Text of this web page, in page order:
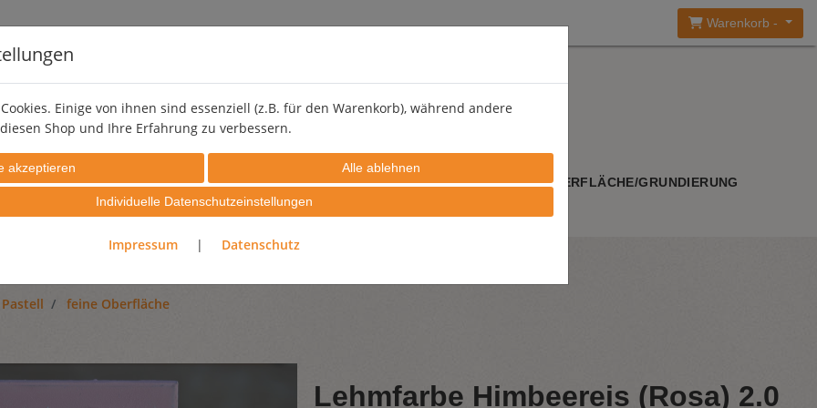
Warenkorb -
PIGMENTE EFFEKTZUSCHLÄGE WERKZEUGE OBERFLÄCHE/GRUNDIERUNG
PROBIERSETS GUTSCHEINE
feine Oberfläche
Lehmfarbe Himbeereis (Rosa) 2.0
Einige von ihnen sind essenziell (z.B. für den Warenkorb), während andere
Shop und Ihre Erfahrung zu verbessern.
Individuelle Datenschutzeinstellungen
Impressum | Datenschutz